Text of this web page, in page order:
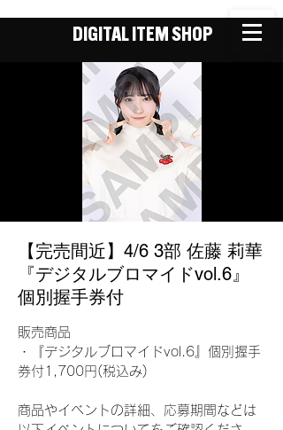
DIGITAL ITEM SHOP
【完売間近】4/6 3部 佐藤 莉華
『デジタルブロマイドvol.6』
個別握手券付
販売商品
・『デジタルブロマイドvol.6』個別握手
券付1,700円(税込み)
商品やイベントの詳細、応募期間などは